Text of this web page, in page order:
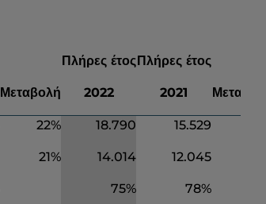
Πλήρες έτοςΠλήρες έτος
Μεταβολή 2022 2021 Μεταβολή
22% 18.790 15.529
21% 14.014 12.045
75% 78%